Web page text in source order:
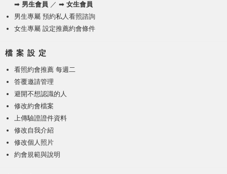
➡ 男生會員 ／ ➡ 女生會員
男生專屬 預約私人看照諮詢
女生專屬 設定推薦約會條件
檔 案 設 定
看照約會推薦 每週二
答覆邀請管理
避開不想認識的人
修改約會檔案
上傳驗證證件資料
修改自我介紹
修改個人照片
約會規範與說明